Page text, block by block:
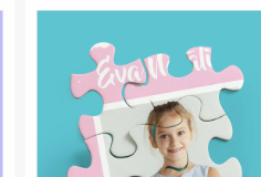
kölcsönöznek a konyhának.